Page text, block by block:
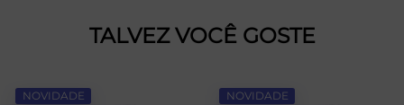
TALVEZ VOCÊ GOSTE
NOVIDADE NOVIDADE